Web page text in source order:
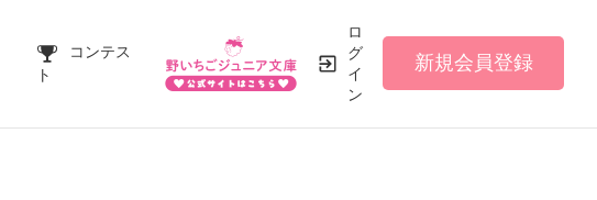
コンテス
ト
ロ
グ
イ
ン
新規会員登録